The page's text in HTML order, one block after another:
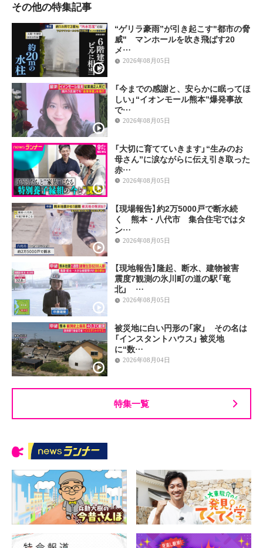
その他の特集記事
“ゲリラ豪雨”が引き起こす"都市の脅
威" マンホールを吹き飛ばす20
メ…
2026年08月05日
「今までの感謝と、安らかに眠ってほ
しい」“イオンモール熊本”爆発事故
で…
2026年08月05日
「大切に育てていきます」“生みのお
母さん”に涙ながらに伝え引き取った
赤…
2026年08月05日
【現場報告】約2万5000戸で断水続
く 熊本・八代市 集合住宅ではタ
ン…
2026年08月05日
【現地報告】隆起、断水、建物被害
震度7観測の氷川町の道の駅「竜
北」 …
2026年08月05日
被災地に白い円形の「家」 その名は
「インスタントハウス」 被災地
に“数…
2026年08月04日
特集一覧